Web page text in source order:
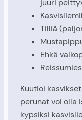
juuri
Tilliä
Ehkä
Kuutioi
perunat voi olla
kypsiksi